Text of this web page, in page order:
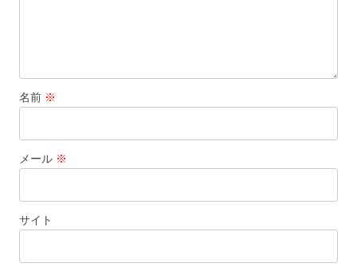
名前 ※
メール ※
サイト